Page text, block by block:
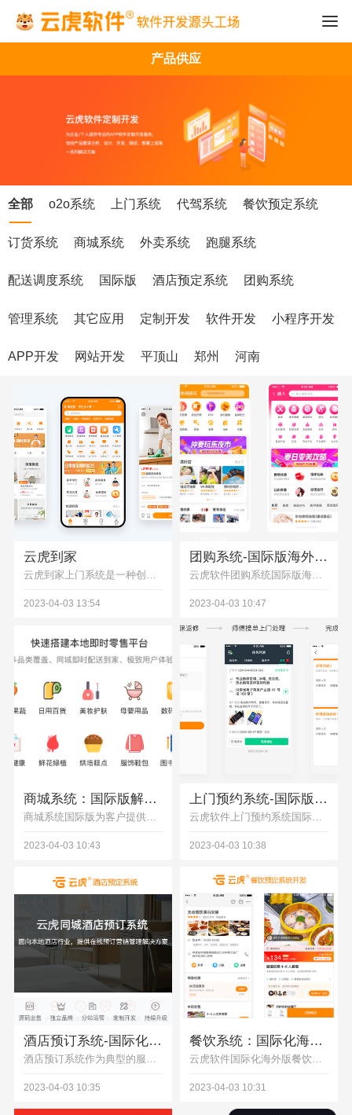
产品供应
全部 o2o系统 上门系统 代驾系统 餐饮预定系统
订货系统 商城系统 外卖系统 跑腿系统
配送调度系统 国际版 酒店预定系统 团购系统
管理系统 其它应用 定制开发 软件开发 小程序开发
APP开发 网站开发 平顶山 郑州 河南
云虎到家
云虎到家上门系统是一种创新的服务模式，可以为消费者提供便捷、高效的上门服务体验，让消费者享受到更好的生活品质。同时，云虎到家上门系统也为服务行业提供了更多的商机和发展空间。
2023-04-03 13:54
团购系统-国际版海外版运营解决方案
云虎软件团购系统国际版海外版运营解决方案需要考虑以下几个方面：1. 多语言支持：团购系统需要支持当地语言，以便消费者可以方便地使用系统。2. 多货币支持：团购系统需要支持当地货币，以便消费者可以方便地进行支付等操作。
2023-04-03 10:47
商城系统：国际版解决方案助力海外市场运营管理
商城系统国际版为客户提供的国际版海外电商解决方案主要包含以下 aspects:1. 多语言支持:支持中文、英文、德文、法文、西班牙文、俄文等多种语言,店铺信息、商品详情、订单信息等全部支持本地语言展示。 2. 区域化商品展示:可以指定不同国家/地区的用户访问不同的商品库,并可以对商品信息进行区域的分类和展示。如可以将某些商品仅发布到中国地区,某些商品发布到全球范围等。3. 多货币支持:系统支持配置不同的结算货币,对于不同区域的用户在支付、结算等环节,显示和使用当地主流货币。
2023-04-03 10:43
上门预约系统-国际版海外版运营解决方案
云虎软件上门预约系统国际版海外版运营解决方案需要考虑以下几个方面：1. 多语言支持：上门预约系统需要支持当地语言，以便当地客户可以方便地使用系统，同时也让当地员工更容易理解和使用系统。2. 多货币支持：上门预约系统需要支持当地货币，以便能够方便地进行支付等操作。
2023-04-03 10:38
酒店预订系统-国际化解决方案助力海外市场开拓
酒店预订系统作为典型的服务行业软件,其国际化和本地化的需求尤为明显。不同国家和地区的用户有不同的预订习惯、不同的星级标准、甚至不同的日期格式和货币单位。简单的翻译界面显然远远不够, Wineasy 酒店管家国际版酒店预订系统通过以下的localization设计为客户提供专业的国际版海外解决方案:
2023-04-03 10:35
餐饮系统：国际化海外版解决方案
云虎软件国际化海外版餐饮系统解决方案需要考虑到当地的语言、货币、菜系、支付方式、数据安全和隐私保护等因素，以便能够满足当地市场的需求，并为餐饮企业在海外市场上的成功经营提供有力保障。
2023-04-03 10:31